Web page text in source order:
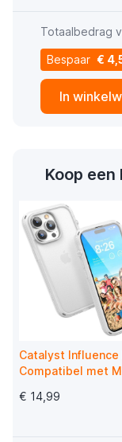
Totaalbedrag
Bespaar €
In
Koop
Catalyst Influence
Compatibel met
€ 14,99